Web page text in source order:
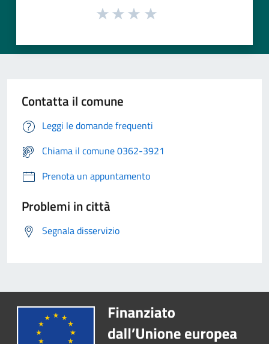
Contatta il comune
Leggi le domande frequenti
Chiama il comune 0362-3921
Prenota un appuntamento
Problemi in città
Segnala disservizio